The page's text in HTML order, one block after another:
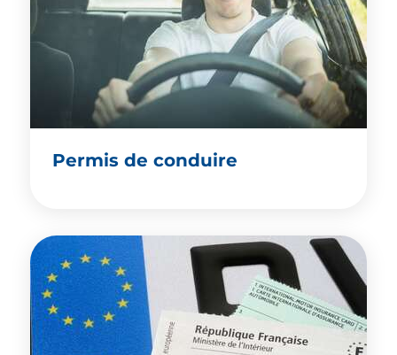
Permis de conduire